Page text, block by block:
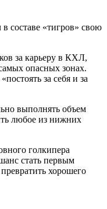
составе «тигров» свою
за карьеру в КХЛ,
опасных зонах.
за себя и за
выполнять объем
любое из нижних
голкипера
стать первым
хорошего